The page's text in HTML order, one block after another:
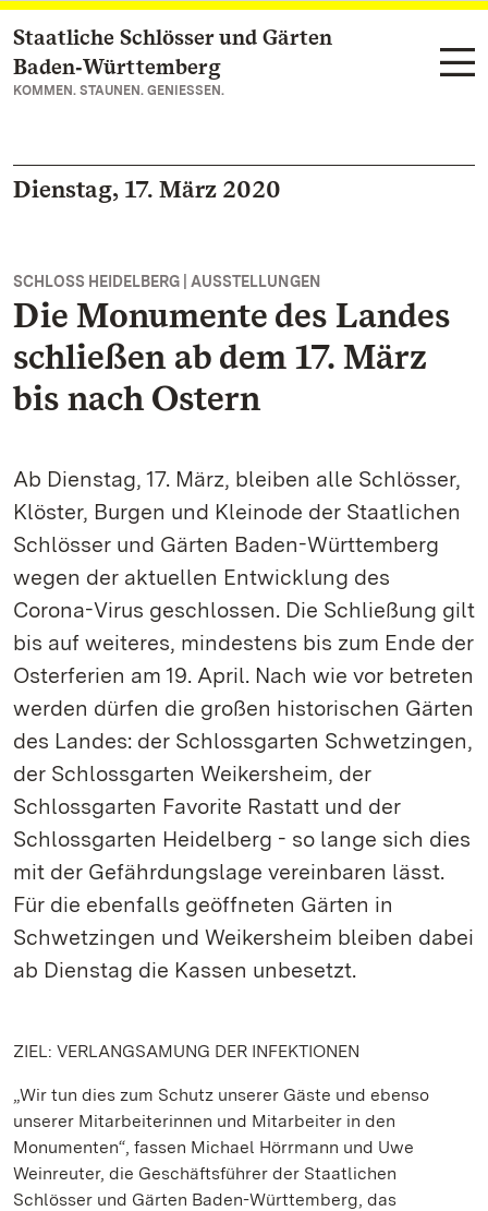
Zum Hauptinhalt springen
Staatliche Schlösser und Gärten
Baden‑Württemberg
KOMMEN. STAUNEN. GENIESSEN.
Dienstag, 17. März 2020
SCHLOSS HEIDELBERG | AUSSTELLUNGEN
Die Monumente des Landes
schließen ab dem 17. März
bis nach Ostern
Ab Dienstag, 17. März, bleiben alle Schlösser,
Klöster, Burgen und Kleinode der Staatlichen
Schlösser und Gärten Baden-Württemberg
wegen der aktuellen Entwicklung des
Corona-Virus geschlossen. Die Schließung gilt
bis auf weiteres, mindestens bis zum Ende der
Osterferien am 19. April. Nach wie vor betreten
werden dürfen die großen historischen Gärten
des Landes: der Schlossgarten Schwetzingen,
der Schlossgarten Weikersheim, der
Schlossgarten Favorite Rastatt und der
Schlossgarten Heidelberg - so lange sich dies
mit der Gefährdungslage vereinbaren lässt.
Für die ebenfalls geöffneten Gärten in
Schwetzingen und Weikersheim bleiben dabei
ab Dienstag die Kassen unbesetzt.
ZIEL: VERLANGSAMUNG DER INFEKTIONEN
„Wir tun dies zum Schutz unserer Gäste und ebenso
unserer Mitarbeiterinnen und Mitarbeiter in den
Monumenten“, fassen Michael Hörrmann und Uwe
Weinreuter, die Geschäftsführer der Staatlichen
Schlösser und Gärten Baden-Württemberg, das